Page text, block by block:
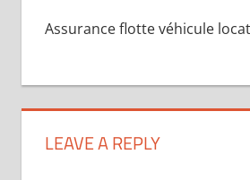
Assurance flotte véhicule
LEAVE A REPLY